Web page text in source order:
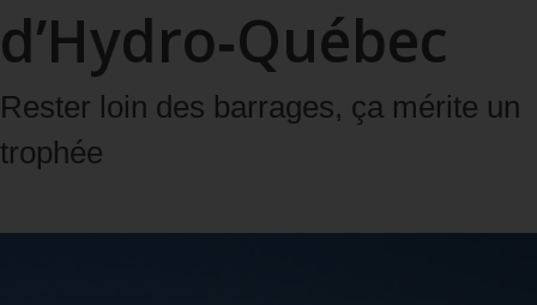
d’Hydro‑Québec
Rester loin des barrages, ça mérite un
trophée